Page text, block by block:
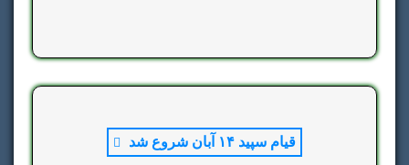
قیام سپید ۱۴ آبان شروع شد
قیام سپید ۱۴ آبان شروع شد